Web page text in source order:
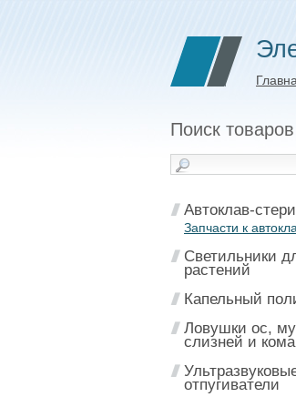
Поиск товаров
Автоклав-
Запчасти к
Светильники
растений
Капельный
Ловушки ос,
слизней и
отпугиватели